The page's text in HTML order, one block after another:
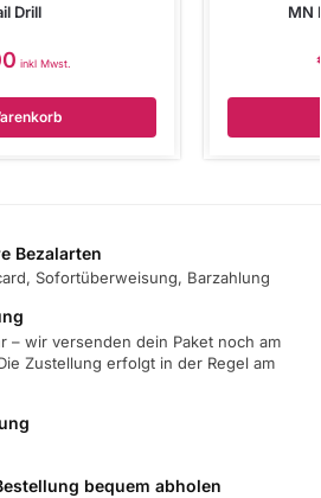
Drill
inkl Mwst.
MN
Bezalarten
Sofortüberweisung, Barzahlung
– wir versenden dein Paket noch am
Zustellung erfolgt in der Regel am
bequem abholen